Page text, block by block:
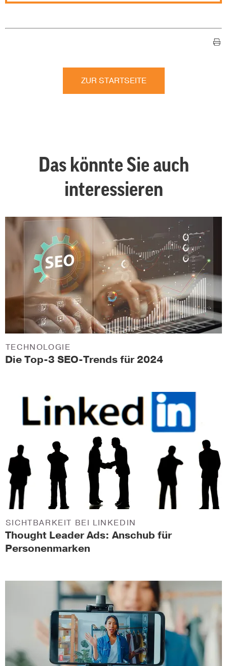
ZUR STARTSEITE
Das könnte Sie auch
interessieren
Die Top-3 SEO-Trends für 2024
TECHNOLOGIE
Thought Leader Ads: Anschub für
Personenmarken
SICHTBARKEIT BEI LINKEDIN